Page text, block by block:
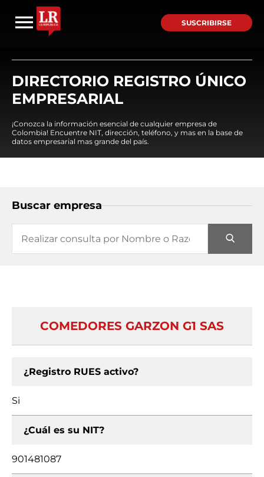
SUSCRIBIRSE
DIRECTORIO REGISTRO ÚNICO
EMPRESARIAL
¡Conozca la información esencial de cualquier empresa de
Colombia! Encuentre NIT, dirección, teléfono, y mas en la base de
datos empresarial mas grande del país.
Buscar empresa
COMEDORES GARZON G1 SAS
¿Registro RUES activo?
Si
¿Cuál es su NIT?
901481087